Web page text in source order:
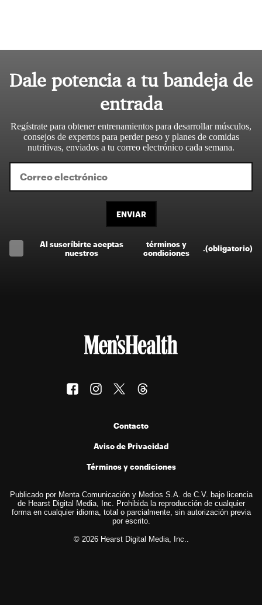
Dale potencia a tu bandeja de
entrada
Regístrate para obtener entrenamientos para desarrollar músculos,
consejos de expertos para perder peso y planes de comidas
nutritivas, enviados a tu correo electrónico cada semana.
ENVIAR
Al suscríbirte aceptas
nuestros
términos y
condiciones
.(obligatorio)
Contacto
Aviso de Privacidad
Términos y condiciones
Publicado por Menta Comunicación y Medios S.A. de C.V. bajo licencia
de Hearst Digital Media, Inc. Prohibida la reproducción de cualquier
forma en cualquier idioma, total o parcialmente, sin autorización previa
por escrito.
© 2026 Hearst Digital Media, Inc..